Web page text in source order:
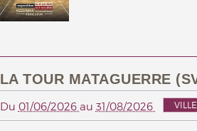
LA TOUR MATAGUERRE
Du 01/06/2026 au 31/08/2026